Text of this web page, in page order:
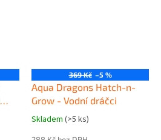
369 Kč –5 %
Aqua Dragons Hatch-n-
Grow - Vodní dráčci
Průměrné
Skladem (>5 ks)